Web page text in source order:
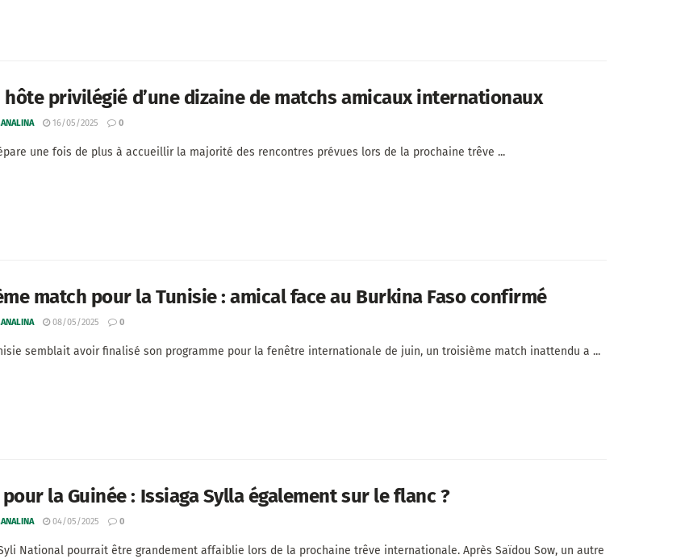
hôte privilégié d’une dizaine de matchs amicaux internationaux
16/05/2025 0
une fois de plus à accueillir la majorité des rencontres prévues lors de la prochaine trêve ...
match pour la Tunisie : amical face au Burkina Faso confirmé
08/05/2025 0
semblait avoir finalisé son programme pour la fenêtre internationale de juin, un troisième match inattendu a ...
la Guinée : Issiaga Sylla également sur le flanc ?
04/05/2025 0
National pourrait être grandement affaiblie lors de la prochaine trêve internationale. Après Saïdou Sow, un autre